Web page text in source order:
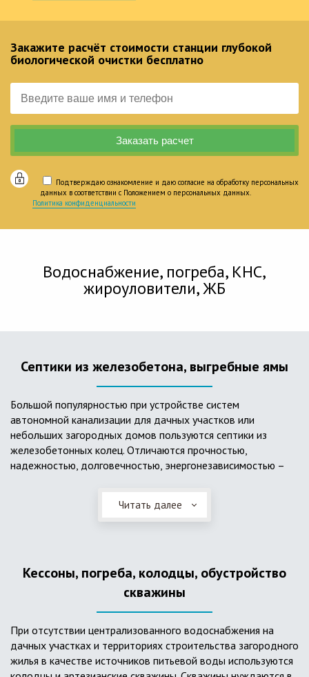
Закажите расчёт стоимости станции глубокой
биологической очистки бесплатно
Подтверждаю ознакомление и даю согласие на обработку персональных
данных в соответствии с Положением о персональных данных.
Политика конфиденциальности
Водоснабжение, погреба, КНС,
жироуловители, ЖБ
Септики из железобетона, выгребные ямы
Большой популярностью при устройстве систем
автономной канализации для дачных участков или
небольших загородных домов пользуются септики из
железобетонных колец. Отличаются прочностью,
надежностью, долговечностью, энергонезависимостью –
ж/б колец состоят из нескольких камер, соединенных
переливными трубами, в которых происходят процессы
септики требуют периодической очистки ассенизаторской
Читать далее
Кессоны, погреба, колодцы, обустройство
скважины
При отсутствии централизованного водоснабжения на
дачных участках и территориях строительства загородного
жилья в качестве источников питьевой воды используются